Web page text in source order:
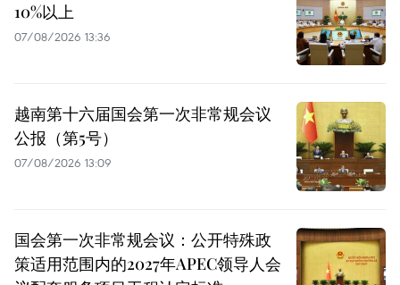
10%以上
07/08/2026 13:36
越南第十六届国会第一次非常规会议
公报（第5号）
07/08/2026 13:09
国会第一次非常规会议：公开特殊政
策适用范围内的2027年APEC领导人会